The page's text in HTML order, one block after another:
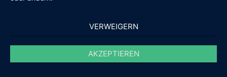
VERWEIGERN
AKZEPTIEREN